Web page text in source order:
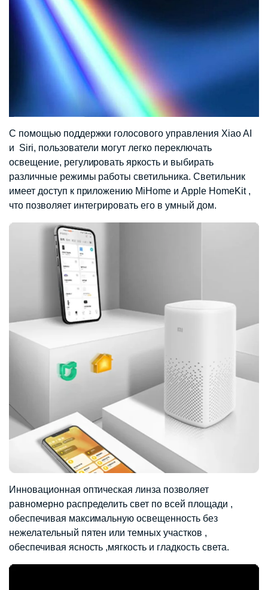
С помощью поддержки голосового управления Xiao AI
и Siri, пользователи могут легко переключать
освещение, регулировать яркость и выбирать
различные режимы работы светильника. Светильник
имеет доступ к приложению MiHome и Apple HomeKit ,
что позволяет интегрировать его в умный дом.
Инновационная оптическая линза позволяет
равномерно распределить свет по всей площади ,
обеспечивая максимальную освещенность без
нежелательный пятен или темных участков ,
обеспечивая ясность ,мягкость и гладкость света.